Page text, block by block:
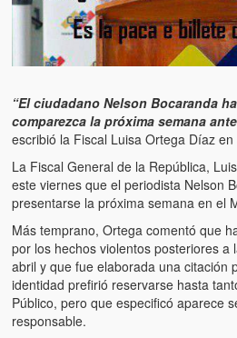
El Tipo y los Rojos en Los
Teques)
Hablé con Chavistas (I spoke with
La burla del Chavez “tan amante
Chavez “such a children lover”)
Los niños de las calles de
Venezuela)
Luis y El Mono… en armas (Luis
Puente Llaguno, Miraflores… ¿y
Radio Emisoras y canales de
“El ciudadano Nelson Bocaranda
comparezca la próxima semana
escribió la Fiscal Luisa Ortega Díaz
La Fiscal General de la República,
este viernes que el periodista Nelson
presentarse la próxima semana en el
Más temprano, Ortega comentó que
por los hechos violentos posteriores a
abril y que fue elaborada una citación
identidad prefirió reservarse hasta
Público, pero que especificó aparece
responsable.